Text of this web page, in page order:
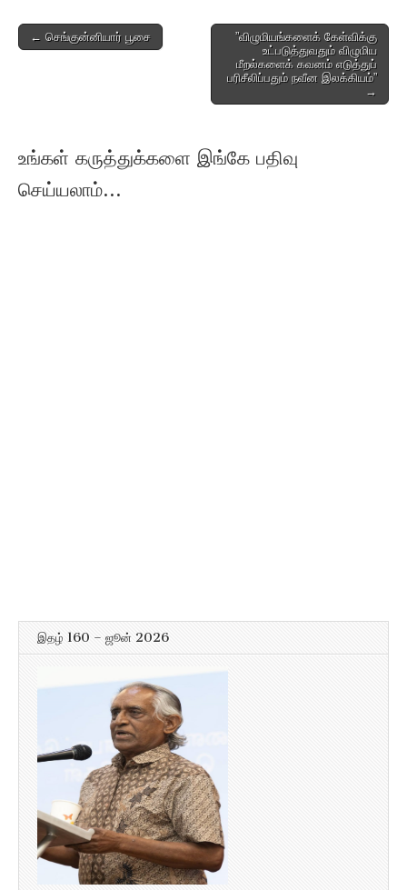
Post
← செங்குன்னியார் பூசை
”விழுமியங்களைக் கேள்விக்கு
உட்படுத்துவதும் விழுமிய
மீறல்களைக் கவனம் எடுத்துப்
பரிசீலிப்பதும் நவீன இலக்கியம்”
→
உங்கள் கருத்துக்களை இங்கே பதிவு
செய்யலாம்...
இதழ் 160 – ஜூன் 2026